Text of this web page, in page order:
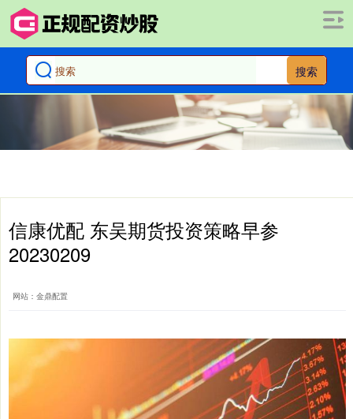
搜索
信康优配 东吴期货投资策略早参
20230209
网站：金鼎配置